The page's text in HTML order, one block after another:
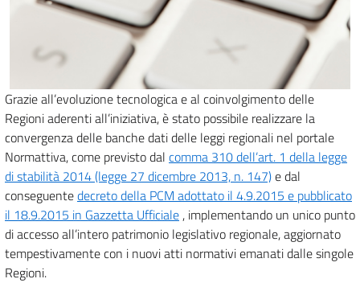
Grazie all’evoluzione tecnologica e al coinvolgimento delle
Regioni aderenti all’iniziativa, è stato possibile realizzare la
convergenza delle banche dati delle leggi regionali nel portale
Normattiva, come previsto dal comma 310 dell’art. 1 della legge
di stabilità 2014 (legge 27 dicembre 2013, n. 147)e dal
conseguentedecreto della PCM adottato il 4.9.2015 e pubblicato
il 18.9.2015 in Gazzetta Ufficiale , implementando un unico punto
di accesso all’intero patrimonio legislativo regionale, aggiornato
tempestivamente con i nuovi atti normativi emanati dalle singole
Regioni.